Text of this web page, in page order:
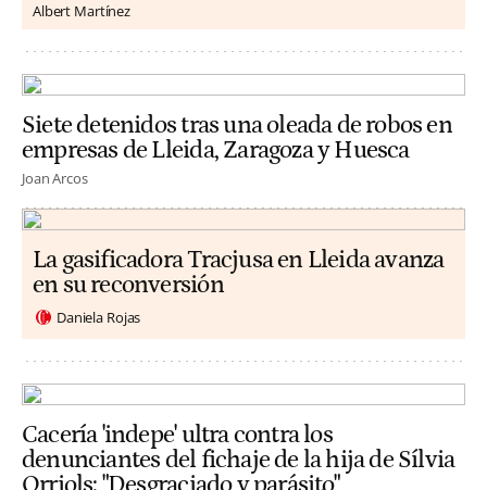
Albert Martínez
Siete detenidos tras una oleada de robos en
empresas de Lleida, Zaragoza y Huesca
Joan Arcos
La gasificadora Tracjusa en Lleida avanza
en su reconversión
Daniela Rojas
Cacería 'indepe' ultra contra los
denunciantes del fichaje de la hija de Sílvia